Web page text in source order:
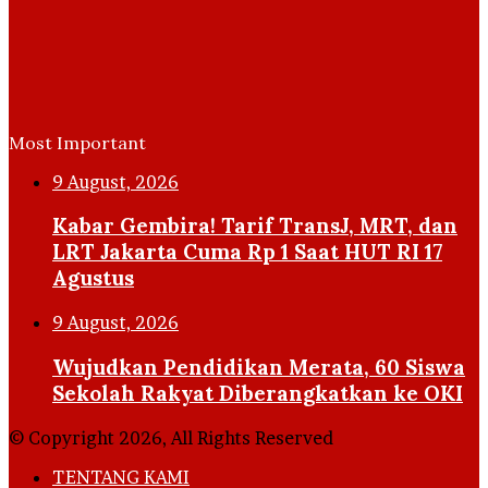
Most Important
9 August, 2026
Kabar Gembira! Tarif TransJ, MRT, dan
LRT Jakarta Cuma Rp 1 Saat HUT RI 17
Agustus
9 August, 2026
Wujudkan Pendidikan Merata, 60 Siswa
Sekolah Rakyat Diberangkatkan ke OKI
© Copyright 2026, All Rights Reserved
TENTANG KAMI